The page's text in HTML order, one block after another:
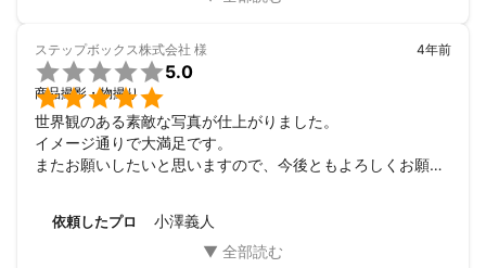
ステップボックス株式会社 様


5.0
商品撮影・物撮り
4年前
世界観のある素敵な写真が仕上がりました。
イメージ通りで大満足です。
またお願いしたいと思いますので、今後ともよろしくお願い
依頼したプロ 小澤義人